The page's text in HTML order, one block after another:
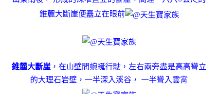
錐麓大斷崖便矗立在眼前
錐麓大斷崖 ，在山壁間蜿蜒行駛，左右兩旁盡是高高聳立
的大理石岩壁，一半深入溪谷， 一半聳入雲宵